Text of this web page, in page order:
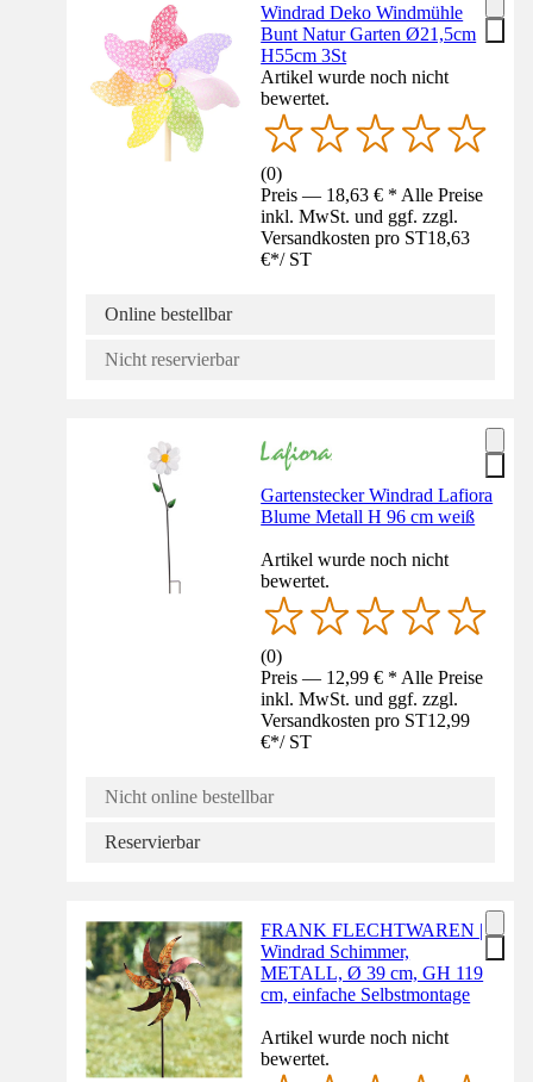
Windrad Deko Windmühle
Bunt Natur Garten Ø21,5cm
H55cm 3St
Artikel wurde noch nicht
bewertet.
(0)
Preis — 18,63 € * Alle Preise
inkl. MwSt. und ggf. zzgl.
Versandkosten pro ST18,63
€*/ ST
Online bestellbar
Nicht reservierbar
Gartenstecker Windrad Lafiora
Blume Metall H 96 cm weiß
Artikel wurde noch nicht
bewertet.
(0)
Preis — 12,99 € * Alle Preise
inkl. MwSt. und ggf. zzgl.
Versandkosten pro ST12,99
€*/ ST
Nicht online bestellbar
Reservierbar
FRANK FLECHTWAREN |
Windrad Schimmer,
METALL, Ø 39 cm, GH 119
cm, einfache Selbstmontage
Artikel wurde noch nicht
bewertet.